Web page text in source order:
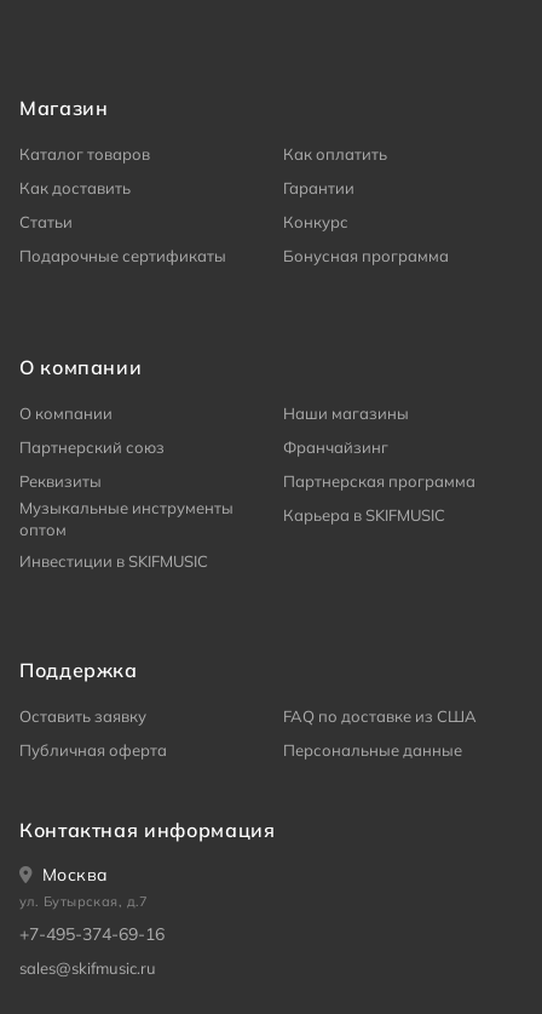
Магазин
Каталог товаров
Как оплатить
Как доставить
Гарантии
Статьи
Конкурс
Подарочные сертификаты
Бонусная программа
О компании
О компании
Наши магазины
Партнерский союз
Франчайзинг
Реквизиты
Партнерская программа
Музыкальные инструменты
оптом
Карьера в SKIFMUSIC
Инвестиции в SKIFMUSIC
Поддержка
Оставить заявку
FAQ по доставке из США
Публичная оферта
Персональные данные
Контактная информация
Москва
ул. Бутырская, д.7
+7-495-374-69-16
sales@skifmusic.ru